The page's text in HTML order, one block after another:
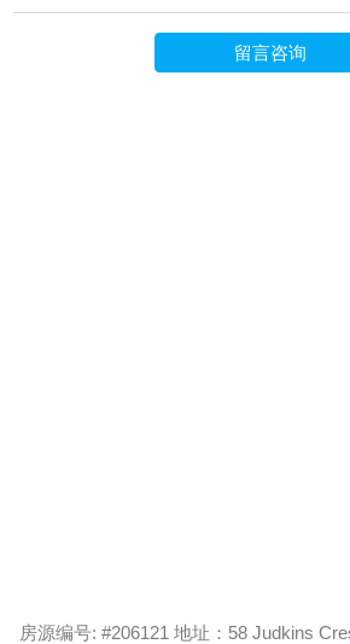
留言咨询
房源编号: #206121 地址：58 Judkins